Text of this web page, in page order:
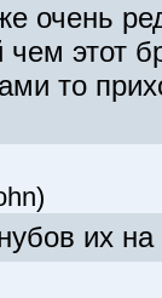
очень
чем этот
то
)
их